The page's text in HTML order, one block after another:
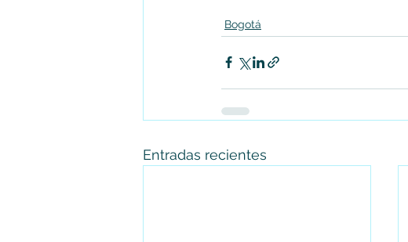
Bogotá
Entradas recientes